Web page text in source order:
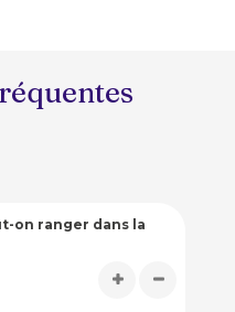
on ranger dans la